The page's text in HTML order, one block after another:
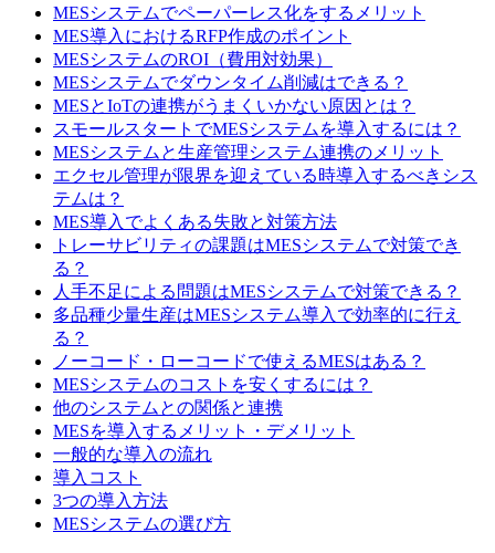
MESシステムでペーパーレス化をするメリット
MES導入におけるRFP作成のポイント
MESシステムのROI（費用対効果）
MESシステムでダウンタイム削減はできる？
MESとIoTの連携がうまくいかない原因とは？
スモールスタートでMESシステムを導入するには？
MESシステムと生産管理システム連携のメリット
エクセル管理が限界を迎えている時導入するべきシス
テムは？
MES導入でよくある失敗と対策方法
トレーサビリティの課題はMESシステムで対策でき
る？
人手不足による問題はMESシステムで対策できる？
多品種少量生産はMESシステム導入で効率的に行え
る？
ノーコード・ローコードで使えるMESはある？
MESシステムのコストを安くするには？
他のシステムとの関係と連携
MESを導入するメリット・デメリット
一般的な導入の流れ
導入コスト
3つの導入方法
MESシステムの選び方